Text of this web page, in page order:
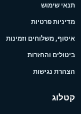
תנאי שימוש
מדיניות פרטיות
איסוף, משלוחים וזמינות
ביטולים והחזרות
הצהרת נגישות
קטלוג